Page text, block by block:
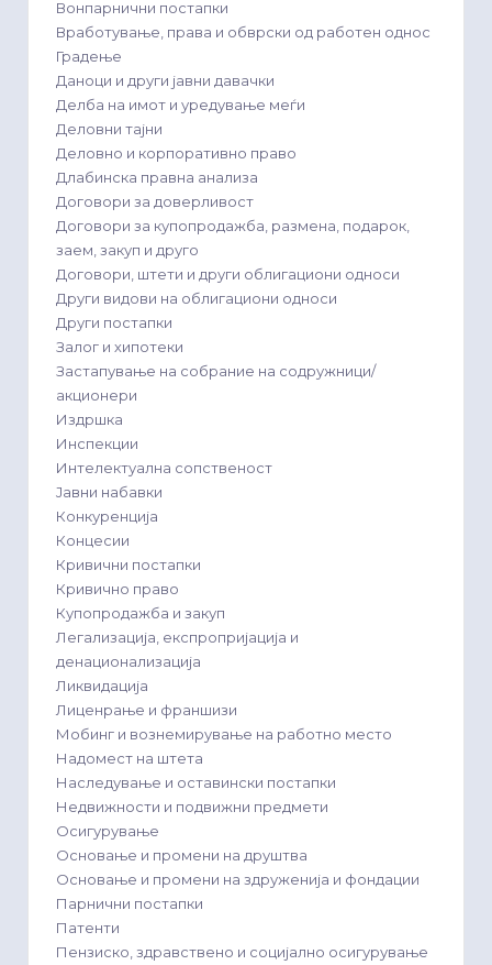
Вонпарнични постапки
Вработување, права и обврски од работен однос
Градење
Даноци и други јавни давачки
Делба на имот и уредување меѓи
Деловни тајни
Деловно и корпоративно право
Длабинска правна анализа
Договори за доверливост
Договори за купопродажба, размена, подарок,
заем, закуп и друго
Договори, штети и други облигациони односи
Други видови на облигациони односи
Други постапки
Залог и хипотеки
Застапување на собрание на содружници/
акционери
Издршка
Инспекции
Интелектуална сопственост
Јавни набавки
Конкуренција
Концесии
Кривични постапки
Кривично право
Купопродажба и закуп
Легализација, експропријација и
денационализација
Ликвидација
Лиценрање и франшизи
Мобинг и вознемирување на работно место
Надомест на штета
Наследување и оставински постапки
Недвижности и подвижни предмети
Осигурување
Основање и промени на друштва
Основање и промени на здруженија и фондации
Парнични постапки
Патенти
Пензиско, здравствено и социјално осигурување